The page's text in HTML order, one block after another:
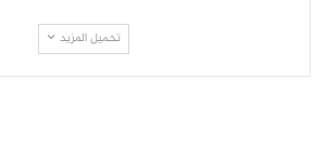
تحميل المزيد